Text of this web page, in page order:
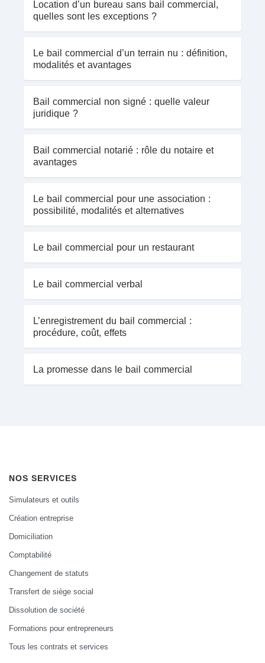
Location d’un bureau sans bail commercial,
quelles sont les exceptions ?
Le bail commercial d’un terrain nu : définition,
modalités et avantages
Bail commercial non signé : quelle valeur
juridique ?
Bail commercial notarié : rôle du notaire et
avantages
Le bail commercial pour une association :
possibilité, modalités et alternatives
Le bail commercial pour un restaurant
Le bail commercial verbal
L’enregistrement du bail commercial :
procédure, coût, effets
La promesse dans le bail commercial
NOS SERVICES
Simulateurs et outils
Création entreprise
Domiciliation
Comptabilité
Changement de statuts
Transfert de siège social
Dissolution de société
Formations pour entrepreneurs
Tous les contrats et services